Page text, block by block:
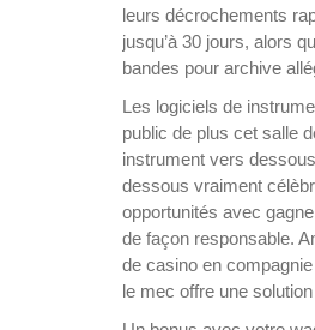
leurs décrochements
jusqu’à 30 jours, alors
bandes pour archive
Les logiciels de
public de plus cet salle
instrument vers
dessous vraiment
opportunités avec
de façon responsable.
de casino en
le mec offre une